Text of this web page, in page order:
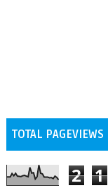
TOTAL PAGEVIEWS
2 1